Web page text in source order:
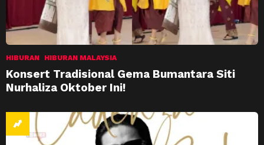
HIBURAN HIBURAN MALAYSIA
Konsert Tradisional Gema Bumantara Siti
Nurhaliza Oktober Ini!